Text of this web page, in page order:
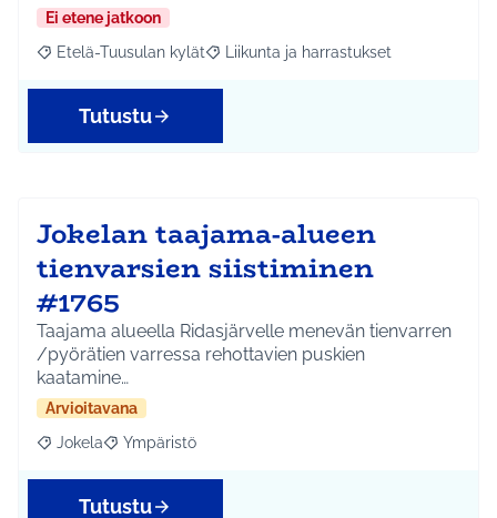
Ei etene jatkoon
Rajaa tulokset aihepiirin mukaan: Etelä-Tuusulan kylät
Etelä-Tuusulan kylät Rajaa tulokset teeman mukaan:
Liikunta ja harrastukset
Tutustu
Jokelan taajama-alueen
tienvarsien siistiminen
#1765
Taajama alueella Ridasjärvelle menevän tienvarren
/pyörätien varressa rehottavien puskien
kaatamine…
Arvioitavana
Rajaa tulokset aihepiirin mukaan: Jokela
Jokela Rajaa tulokset teeman mukaan: Ympäristö
Ympäristö
Tutustu